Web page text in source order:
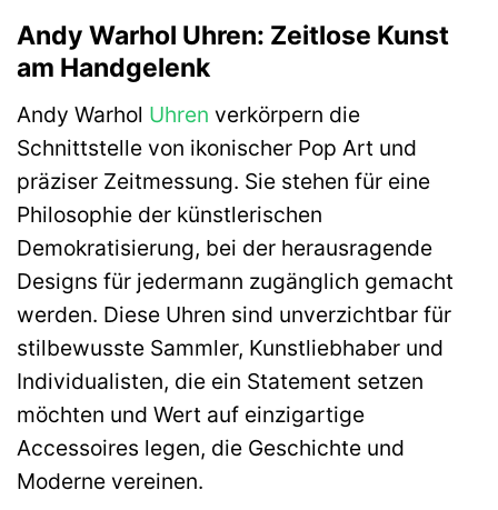
Andy Warhol Uhren: Zeitlose Kunst
am Handgelenk
Andy Warhol Uhren verkörpern die
Schnittstelle von ikonischer Pop Art und
präziser Zeitmessung. Sie stehen für eine
Philosophie der künstlerischen
Demokratisierung, bei der herausragende
Designs für jedermann zugänglich gemacht
werden. Diese Uhren sind unverzichtbar für
stilbewusste Sammler, Kunstliebhaber und
Individualisten, die ein Statement setzen
möchten und Wert auf einzigartige
Accessoires legen, die Geschichte und
Moderne vereinen.